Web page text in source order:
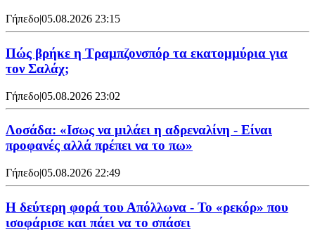
Γήπεδο|05.08.2026 23:15
Πώς βρήκε η Τραμπζονσπόρ τα εκατομμύρια για
τον Σαλάχ;
Γήπεδο|05.08.2026 23:02
Λοσάδα: «Ισως να μιλάει η αδρεναλίνη - Είναι
προφανές αλλά πρέπει να το πω»
Γήπεδο|05.08.2026 22:49
Η δεύτερη φορά του Απόλλωνα - Το «ρεκόρ» που
ισοφάρισε και πάει να το σπάσει